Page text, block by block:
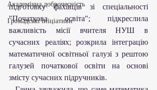
Академічна доброчесність
Громадські ініціативи
підготовку фахівців зі спеціальності
"Початкова освіта"; підкреслила
важливість місії вчителя НУШ в
сучасних реаліях; розкрила інтеграцію
математичної освітньої галузі з рештою
галузей початкової освіти на основі
змісту сучасних підручників.